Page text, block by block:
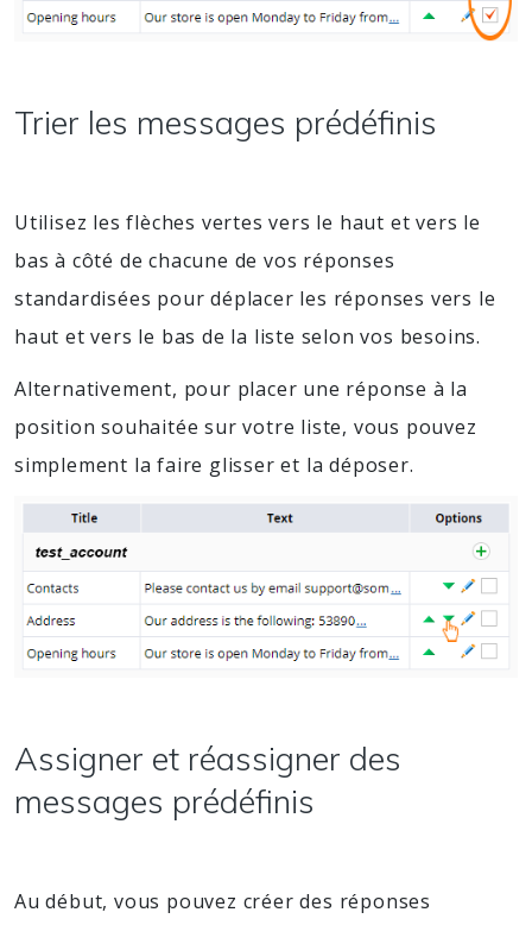
Trier les messages prédéfinis
Utilisez les flèches vertes vers le haut et vers le
bas à côté de chacune de vos réponses
standardisées pour déplacer les réponses vers le
haut et vers le bas de la liste selon vos besoins.
Alternativement, pour placer une réponse à la
position souhaitée sur votre liste, vous pouvez
simplement la faire glisser et la déposer.
Assigner et réassigner des
messages prédéfinis
Au début, vous pouvez créer des réponses